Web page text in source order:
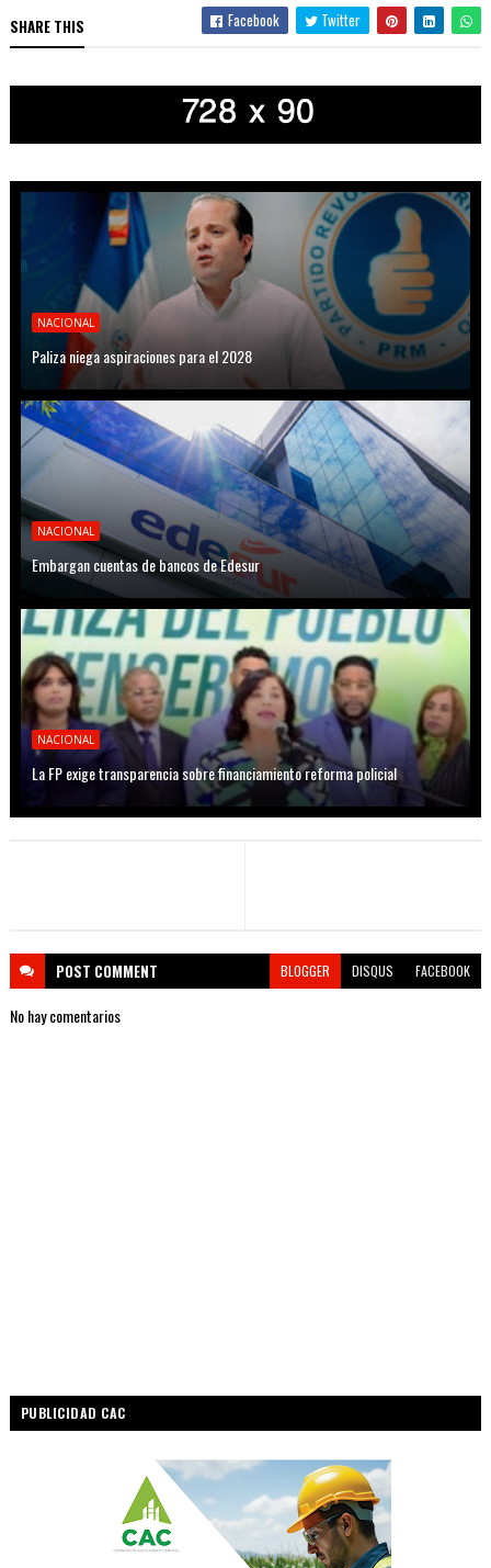
SHARE THIS Facebook Twitter
NACIONAL
Paliza niega aspiraciones para el 2028
NACIONAL
Embargan cuentas de bancos de Edesur
NACIONAL
La FP exige transparencia sobre financiamiento reforma policial
POST COMMENT BLOGGER DISQUS FACEBOOK
No hay comentarios
PUBLICIDAD CAC